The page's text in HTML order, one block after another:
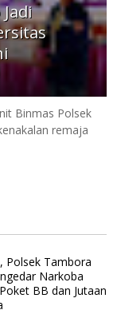
Binmas Polsek
remaja
Polsek Tambora
Narkoba
BB dan Jutaan